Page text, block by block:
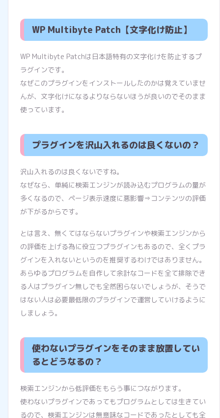
WP Multibyte Patch【文字化け防止】
WP Multibyte Patchは日本語特有の文字化けを防止するプ
ラグインです。
なぜこのプラグインをインストールしたのかは覚えていませ
んが、文字化けになるよりならないほうが良いのでそのまま
使っています。
プラグインを沢山入れるのは良くないの？
沢山入れるのは良くないですね。
なぜなら、単純に検索エンジンが読み込むプログラムの量が
多くなるので、ページ表示速度に悪影響⇒コンテンツの評価
が下がるからです。
とは言え、無くてはならないプラグインや検索エンジンから
の評価を上げる為に役立つプラグインもあるので、全くプラ
グインを入れないというのを推奨するわけではありません。
あらゆるプログラムを自作して余計なコードを全て排除でき
る人はプラグイン無しでも全然困らないでしょうが、そうで
はない人は必要最低限のプラグインで運営していけるように
しましょう。
使わないプラグインをそのまま放置してい
るとどうなるの？
検索エンジンから低評価をもらう事につながります。
使わないプラグインであってもプログラムとしては生きてい
るので、検索エンジンは無意味なコードであったとしても全